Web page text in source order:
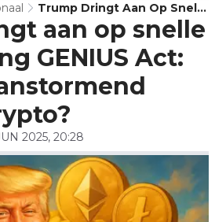
Trump Dringt Aan Op Snelle
Goedkeuring GENIUS Act:
Amerika Aanstormend
Leider In Crypto?
aan op snelle
GENIUS Act:
2025, 20:28